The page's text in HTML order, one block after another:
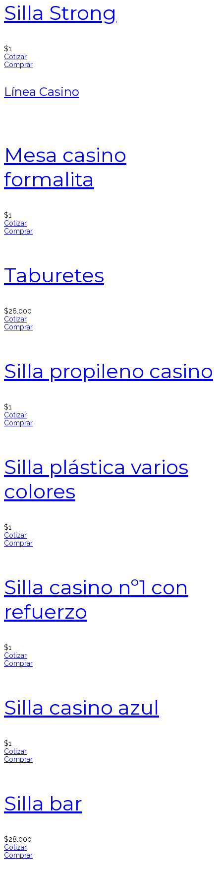
Silla Strong
$1
Cotizar
Comprar
Línea Casino
Mesa casino
formalita
$1
Cotizar
Comprar
Taburetes
$26.000
Cotizar
Comprar
Silla propileno casino
$1
Cotizar
Comprar
Silla plástica varios
colores
$1
Cotizar
Comprar
Silla casino nº1 con
refuerzo
$1
Cotizar
Comprar
Silla casino azul
$1
Cotizar
Comprar
Silla bar
$28.000
Cotizar
Comprar